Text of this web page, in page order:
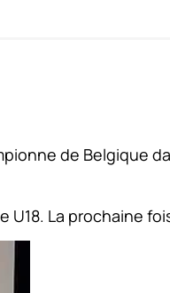
de Belgique
La prochaine